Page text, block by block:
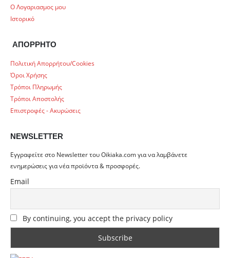
Ο Λογαριασμος μου
Ιστορικό
ΑΠΟΡΡΗΤΟ
Πολιτική Απορρήτου/Cookies
Όροι Χρήσης
Τρόποι Πληρωμής
Τρόποι Αποστολής
Επιστροφές - Ακυρώσεις
NEWSLETTER
Εγγραφείτε στο Newsletter του Oikiaka.com για να λαμβάνετε
ενημερώσεις για νέα προϊόντα & προσφορές.
Email
By continuing, you accept the privacy policy